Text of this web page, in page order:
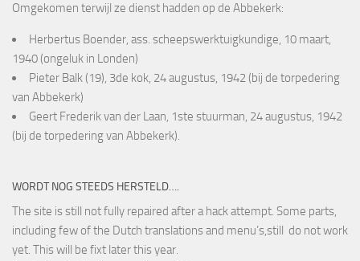
Omgekomen terwijl ze dienst hadden op de Abbekerk:
Herbertus Boender, ass. scheepswerktuigkundige, 10 maart,
1940 (ongeluk in Londen)
Pieter Balk (19), 3de kok, 24 augustus, 1942 (bij de torpedering
van Abbekerk)
Geert Frederik van der Laan, 1ste stuurman, 24 augustus, 1942
(bij de torpedering van Abbekerk).
WORDT NOG STEEDS HERSTELD….
The site is still not fully repaired after a hack attempt. Some parts,
including few of the Dutch translations and menu’s,still do not work
yet. This will be fixt later this year.